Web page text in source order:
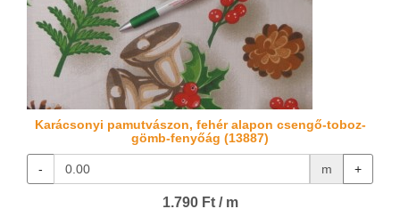
Karácsonyi pamutvászon, fehér alapon csengő-toboz-
gömb-fenyőág (13887)
- m +
1.790 Ft / m